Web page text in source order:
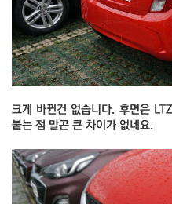
크게 바뀐건 없습니다. 후면은
붙는 점 말곤 큰 차이가 없네요.